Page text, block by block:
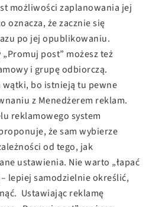
możliwości zaplanowania jej
oznacza, że zacznie się
po jej opublikowaniu.
post” możesz też
i grupę odbiorczą.
wątki, bo istnieją tu pewne
z Menedżerem reklam.
reklamowego system
że sam wybierze
od tego, jak
ustawienia. Nie warto „łapać
lepiej samodzielnie określić,
Ustawiając reklamę